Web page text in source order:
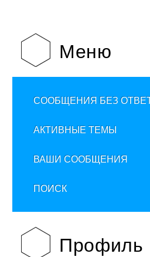
Меню
СООБЩЕНИЯ БЕЗ
АКТИВНЫЕ ТЕМЫ
ВАШИ СООБЩЕНИЯ
ПОИСК
Профиль